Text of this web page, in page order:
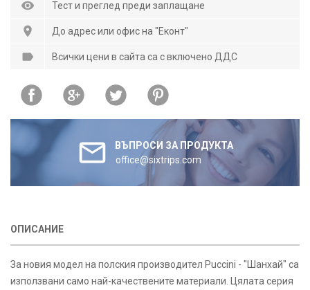
Тест и преглед преди заплащане
До адрес или офис на "Еконт"
Всички цени в сайта са с включено ДДС
ВЪПРОСИ ЗА ПРОДУКТА
office@sixtrips.com
ОПИСАНИЕ
За новия модел на полския производител Puccini - "Шанхай" са
използвани само най-качествените материали. Цялата серия